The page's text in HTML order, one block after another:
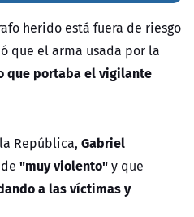
herido está fuera de riesgo
que el arma usada por la
que portaba el vigilante
República, Gabriel
"muy violento"y que
a las víctimas y